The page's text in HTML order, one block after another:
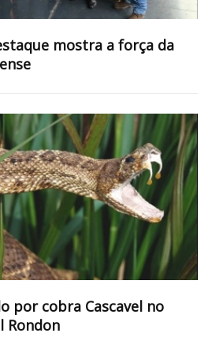
mostra a força da
por cobra Cascavel no
Rondon